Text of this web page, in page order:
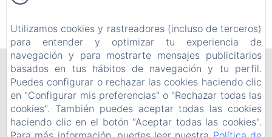
Cortijo la Bodega
Partida Dehesilla, 19, Málaga, 29370, España
cortijolabodega@hotmail.com
Utilizamos cookies y rastreadores (incluso de terceros)
para entender y optimizar tu experiencia de
navegación y para mostrarte mensajes publicitarios
basados en tus hábitos de navegación y tu perfil.
Puedes configurar o rechazar las cookies haciendo clic
en "Configurar mis preferencias" o "Rechazar todas las
cookies". También puedes aceptar todas las cookies
haciendo clic en el botón "Aceptar todas las cookies".